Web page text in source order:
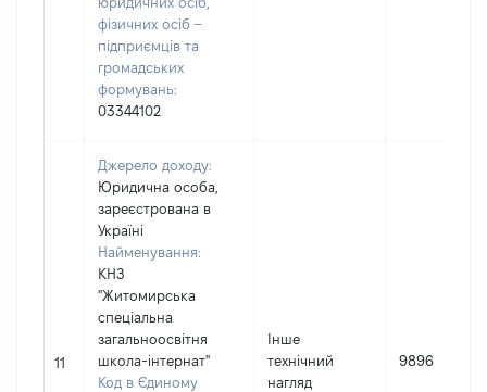
фізичних осіб –
підприємців та
громадських
формувань:
03344102
11
Джерело доходу:
Юридична особа,
зареєстрована в
Україні
Найменування:
КНЗ
"Житомирська
спеціальна
загальноосвітня
школа-інтернат"
Код в Єдиному
Інше
технічний
нагляд
9896